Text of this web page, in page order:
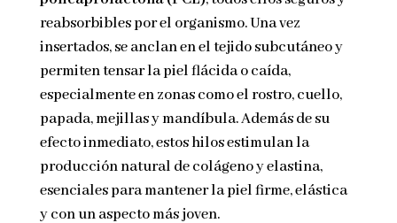
reabsorbibles por el organismo. Una vez
insertados, se anclan en el tejido subcutáneo y
permiten tensar la piel flácida o caída,
especialmente en zonas como el rostro, cuello,
papada, mejillas y mandíbula. Además de su
efecto inmediato, estos hilos estimulan la
producción natural de colágeno y elastina,
esenciales para mantener la piel firme, elástica
y con un aspecto más joven.